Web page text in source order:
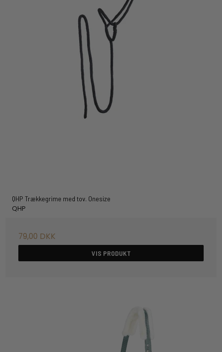
QHP Trækkegrime med tov. Onesize
QHP
79,00 DKK
VIS PRODUKT